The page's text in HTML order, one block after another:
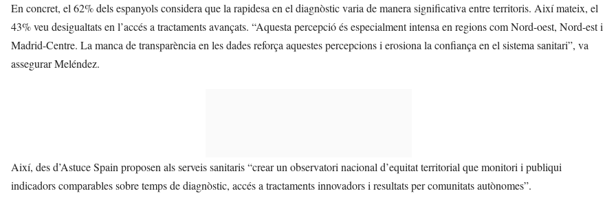
En concret, el 62% dels espanyols considera que la rapidesa en el diagnòstic varia de manera significativa entre territoris. Així mateix, el
43% veu desigualtats en l’accés a tractaments avançats. “Aquesta percepció és especialment intensa en regions com Nord-oest, Nord-est i
Madrid-Centre. La manca de transparència en les dades reforça aquestes percepcions i erosiona la confiança en el sistema sanitari”, va
assegurar Meléndez.
Així, des d’Astuce Spain proposen als serveis sanitaris “crear un observatori nacional d’equitat territorial que monitori i publiqui
indicadors comparables sobre temps de diagnòstic, accés a tractaments innovadors i resultats per comunitats autònomes”.